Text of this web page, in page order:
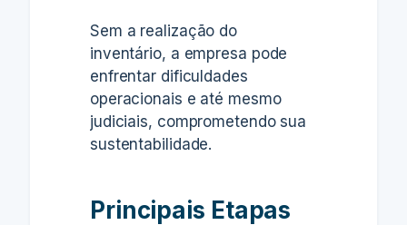
Sem a realização do
inventário, a empresa pode
enfrentar dificuldades
operacionais e até mesmo
judiciais, comprometendo sua
sustentabilidade.
Principais Etapas